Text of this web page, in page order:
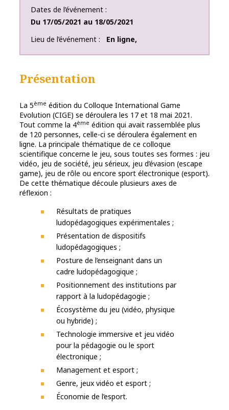
Dates de l’événement
Du 17/05/2021 au 18/05/2021
Lieu de l’événement
En ligne,
Présentation
La 5ème édition du Colloque International Game
Evolution (CIGE) se déroulera les 17 et 18 mai 2021.
Tout comme la 4ème édition qui avait rassemblée plus
de 120 personnes, celle-ci se déroulera également en
ligne. La principale thématique de ce colloque
scientifique concerne le jeu, sous toutes ses formes : jeu
vidéo, jeu de société, jeu sérieux, jeu d’évasion (escape
game), jeu de rôle ou encore sport électronique (esport).
De cette thématique découle plusieurs axes de
réflexion :
Résultats de pratiques
ludopédagogiques expérimentales ;
Présentation de dispositifs
ludopédagogiques ;
Posture de l’enseignant dans un
cadre ludopédagogique ;
Positionnement des institutions par
rapport à la ludopédagogie ;
Écosystème du jeu (vidéo, physique
ou hybride) ;
Technologie immersive et jeu vidéo
pour la pédagogie ou le sport
électronique ;
Management et esport ;
Genre, jeux vidéo et esport ;
Économie de l’esport.